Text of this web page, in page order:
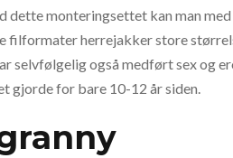
monteringsettet kan man
filformater herrejakker store
selvfølgelig også medført sex og
gjorde for bare 10-12 år siden.